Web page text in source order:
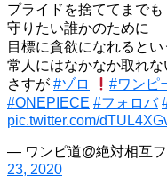
プライドを捨ててまでも
守りたい誰かのために
目標に貪欲になれるとい
常人にはなかなか取れ
さすが #ゾロ #ワンピ
#ONEPIECE #フォロバ
pic.twitter.com/
— ワンピ道@絶対相互
23, 2020